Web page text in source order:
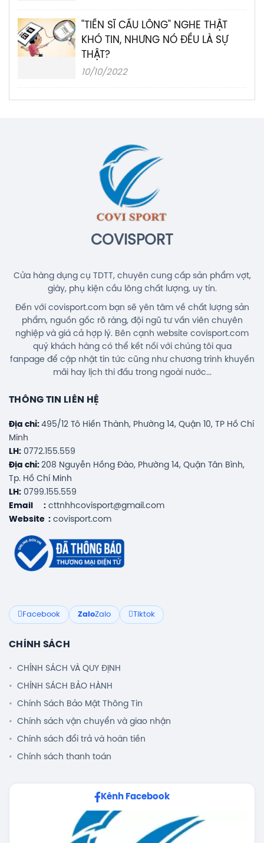
"TIẾN SĨ CẦU LÔNG" NGHE THẬT
KHÓ TIN, NHƯNG NÓ ĐỀU LÀ SỰ
THẬT?
10/10/2022
COVISPORT
Cửa hàng dụng cụ TDTT, chuyên cung cấp sản phẩm vợt,
giày, phụ kiện cầu lông chất lượng, uy tín.
Đến với covisport.com bạn sẽ yên tâm về chất lượng sản
phẩm, nguồn gốc rõ ràng, đội ngũ tư vấn viên chuyên
nghiệp và giá cả hợp lý. Bên cạnh website covisport.com
quý khách hàng có thể kết nối với chúng tôi qua
fanpage để cập nhật tin tức cũng như chương trình khuyến
mãi hay lịch thi đấu trong ngoài nước...
THÔNG TIN LIÊN HỆ
Địa chỉ: 495/12 Tô Hiến Thành, Phường 14, Quận 10, TP Hồ Chí
Minh
LH: 0772.155.559
Địa chỉ: 208 Nguyễn Hồng Đào, Phường 14, Quận Tân Bình,
Tp. Hồ Chí Minh
LH: 0799.155.559
Email : cttnhhcovisport@gmail.com
Website : covisport.com
Facebook ZaloZalo Tiktok
CHÍNH SÁCH
CHÍNH SÁCH VÀ QUY ĐỊNH
CHÍNH SÁCH BẢO HÀNH
Chính Sách Bảo Mật Thông Tin
Chính sách vận chuyển và giao nhận
Chính sách đổi trả và hoàn tiền
Chính sách thanh toán
Kênh Facebook